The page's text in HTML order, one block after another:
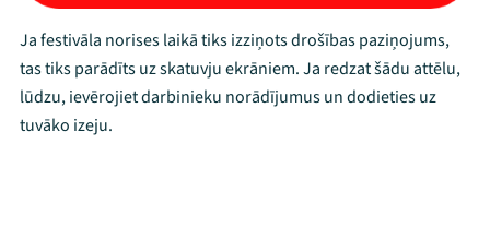
Ja festivāla norises laikā tiks izziņots drošības paziņojums,
tas tiks parādīts uz skatuvju ekrāniem. Ja redzat šādu attēlu,
lūdzu, ievērojiet darbinieku norādījumus un dodieties uz
tuvāko izeju.